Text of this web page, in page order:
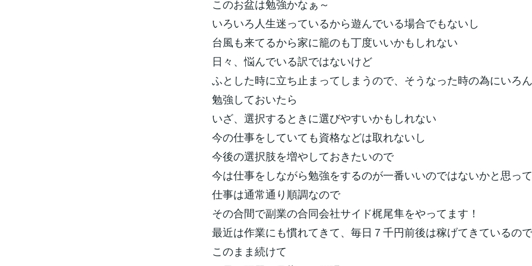
このお盆は勉強かなぁ～
いろいろ人生迷っているから遊んでいる場合でもないし
台風も来てるから家に籠のも丁度いいかもしれない
日々、悩んでいる訳ではないけど
ふとした時に立ち止まってしまうので、そうなった時の為にいろ
勉強しておいたら
いざ、選択するときに選びやすいかもしれない
今の仕事をしていても資格などは取れないし
今後の選択肢を増やしておきたいので
今は仕事をしながら勉強をするのが一番いいのではないかと思っ
仕事は通常通り順調なので
その合間で副業の合同会社サイド梶尾隼をやってます！
最近は作業にも慣れてきて、毎日７千円前後は稼げてきているので
このまま続けて